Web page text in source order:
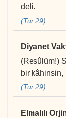
deli.
(Tur 29)
Diyanet
(Resûlüm!)
bir kâhinsin,
(Tur 29)
Elmalılı